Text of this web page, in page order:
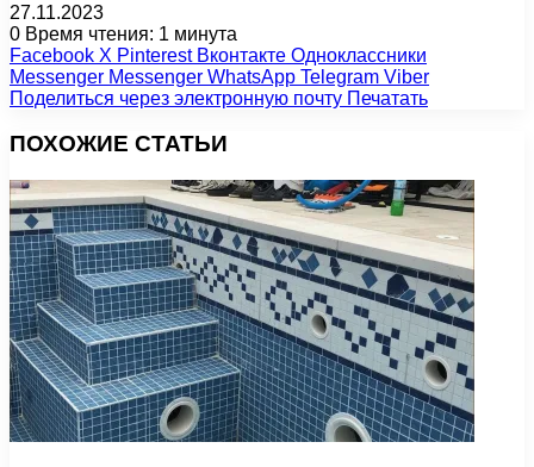
27.11.2023
0 Время чтения: 1 минута
Facebook X Pinterest Вконтакте Одноклассники
Messenger Messenger WhatsApp Telegram Viber
Поделиться через электронную почту Печатать
ПОХОЖИЕ СТАТЬИ